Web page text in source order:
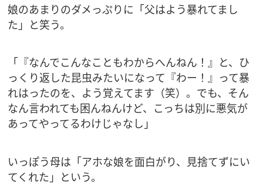
娘のあまりのダメっぷりに「父はよう暴れてまし
た」と笑う。
「『なんでこんなこともわからへんねん！』と、ひ
っくり返した昆虫みたいになって『わー！』って暴
れはったのを、よう覚えてます（笑）。でも、そん
なん言われても困んねんけど、こっちは別に悪気が
あってやってるわけじゃなし」
いっぽう母は「アホな娘を面白がり、見捨てずにい
てくれた」という。